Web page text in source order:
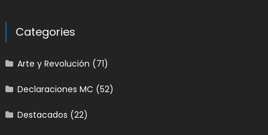
Categories
Arte y Revolución (71)
Declaraciones MC (52)
Destacados (22)